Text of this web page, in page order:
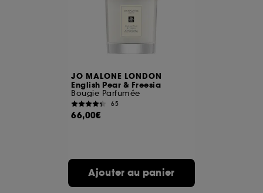
JO MALONE LONDON
English Pear & Freesia
Bougie Parfumée
65
66,00€
Ajouter au panier